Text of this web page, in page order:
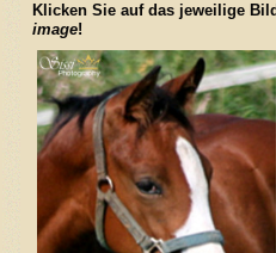
Klicken Sie auf das jeweilige
image!